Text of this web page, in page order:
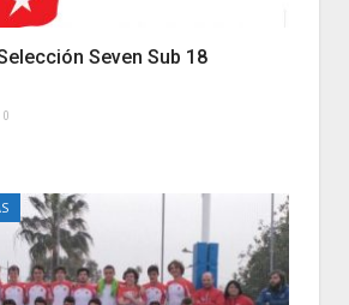
Seven Sub 18
0